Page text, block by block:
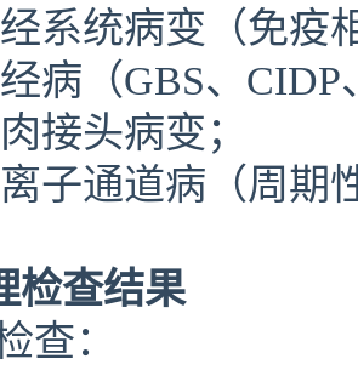
系统病变（免疫
病（GBS、
接头病变；
子通道病（周期
检查结果
查：